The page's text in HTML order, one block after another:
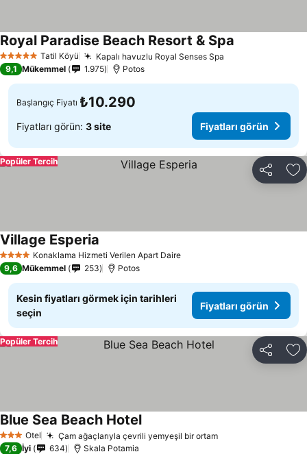
5 Yıldız Tatil Köyü Kapalı havuzlu Royal Senses Spa
Royal Paradise Beach Resort & Spa
9,1 Mükemmel 1.975 Potos
Başlangıç Fiyatı ₺10.290
Fiyatları görün: 3 site Fiyatları görün
Paylaş
Popüler Tercih
4 Yıldız Konaklama Hizmeti Verilen Apart Daire
Village Esperia
9,6 Mükemmel 253 Potos
Kesin fiyatları görmek için tarihleri
seçin
Fiyatları görün
Paylaş
Popüler Tercih
3 YıldızOtel Çam ağaçlarıyla çevrili yemyeşil bir ortam
Blue Sea Beach Hotel
7,6 İyi 634 Skala Potamia